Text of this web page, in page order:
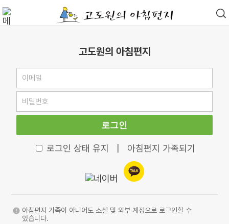
고도원의 아침편지
로그인
로그인 상태 유지 아침편지 가족되기
아침편지 가족이 아니어도 소셜 및 외부 계정으로 로그인할 수
있습니다.